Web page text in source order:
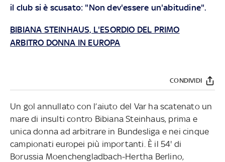
il club si è scusato: "Non dev'essere un'abitudine".
BIBIANA STEINHAUS, L'ESORDIO DEL PRIMO
ARBITRO DONNA IN EUROPA
CONDIVIDI
Un gol annullato con l’aiuto del Var ha scatenato un
mare di insulti contro Bibiana Steinhaus, prima e
unica donna ad arbitrare in Bundesliga e nei cinque
campionati europei più importanti. È il 54' di
Borussia Moenchengladbach-Hertha Berlino,